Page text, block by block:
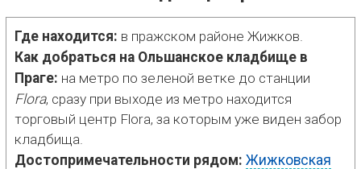
Где находится: в пражском районе Жижков.
Как добраться на Ольшанское кладбище в
Праге: на метро по зеленой ветке до станции
Flora, сразу при выходе из метро находится
торговый центр Flora, за которым уже виден забор
кладбища.
Достопримечательности рядом: Жижковская